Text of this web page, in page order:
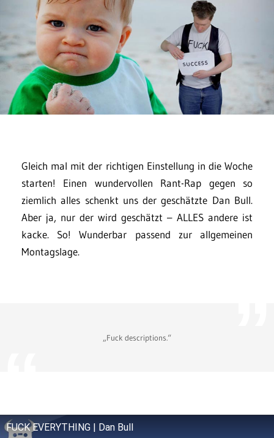
Gleich mal mit der richtigen Einstellung in die Woche
starten! Einen wundervollen Rant-Rap gegen so
ziemlich alles schenkt uns der geschätzte Dan Bull.
Aber ja, nur der wird geschätzt – ALLES andere ist
kacke. So! Wunderbar passend zur allgemeinen
Montagslage.
„Fuck descriptions.“
FUCK EVERYTHING | Dan Bull